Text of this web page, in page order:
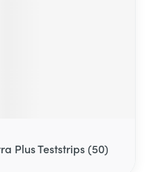
Plus Teststrips (50)